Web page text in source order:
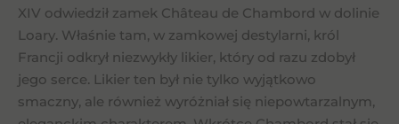
XIV odwiedził zamek Château de Chambord w dolinie
Loary. Właśnie tam, w zamkowej destylarni, król
Francji odkrył niezwykły likier, który od razu zdobył
jego serce. Likier ten był nie tylko wyjątkowo
smaczny, ale również wyróżniał się niepowtarzalnym,